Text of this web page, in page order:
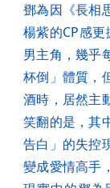
鄧為因《長相
楊紫的CP感
男主角，幾乎
杯倒」體質，
酒時，居然主
笑翻的是，其
告白」的失控
變成愛情高手